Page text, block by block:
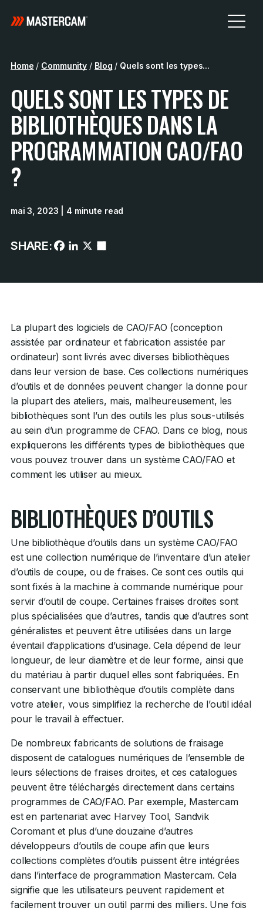
Home / Community / Blog / Quels sont les types...
QUELS SONT LES TYPES DE
BIBLIOTHÈQUES DANS LA
PROGRAMMATION CAO/FAO
?
mai 3, 2023 | 4 minute read
SHARE:
La plupart des logiciels de CAO/FAO (conception
assistée par ordinateur et fabrication assistée par
ordinateur) sont livrés avec diverses bibliothèques
dans leur version de base. Ces collections numériques
d’outils et de données peuvent changer la donne pour
la plupart des ateliers, mais, malheureusement, les
bibliothèques sont l’un des outils les plus sous-utilisés
au sein d’un programme de CFAO. Dans ce blog, nous
expliquerons les différents types de bibliothèques que
vous pouvez trouver dans un système CAO/FAO et
comment les utiliser au mieux.
BIBLIOTHÈQUES D’OUTILS
Une bibliothèque d’outils dans un système CAO/FAO
est une collection numérique de l’inventaire d’un atelier
d’outils de coupe, ou de fraises. Ce sont ces outils qui
sont fixés à la machine à commande numérique pour
servir d’outil de coupe. Certaines fraises droites sont
plus spécialisées que d’autres, tandis que d’autres sont
généralistes et peuvent être utilisées dans un large
éventail d’applications d’usinage. Cela dépend de leur
longueur, de leur diamètre et de leur forme, ainsi que
du matériau à partir duquel elles sont fabriquées. En
conservant une bibliothèque d’outils complète dans
votre atelier, vous simplifiez la recherche de l’outil idéal
pour le travail à effectuer.
De nombreux fabricants de solutions de fraisage
disposent de catalogues numériques de l’ensemble de
leurs sélections de fraises droites, et ces catalogues
peuvent être téléchargés directement dans certains
programmes de CAO/FAO. Par exemple, Mastercam
est en partenariat avec Harvey Tool, Sandvik
Coromant et plus d’une douzaine d’autres
développeurs d’outils de coupe afin que leurs
collections complètes d’outils puissent être intégrées
dans l’interface de programmation Mastercam. Cela
signifie que les utilisateurs peuvent rapidement et
facilement trouver un outil parmi des milliers. Une fois